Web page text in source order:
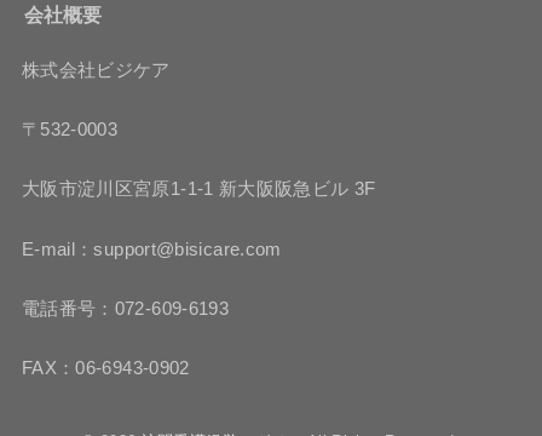
会社概要
株式会社ビジケア
〒532-0003
大阪市淀川区宮原1-1-1 新大阪阪急ビル 3F
E-mail：support@bisicare.com
電話番号：072-609-6193
FAX：06-6943-0902